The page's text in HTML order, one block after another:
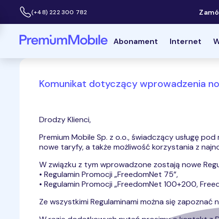
Infolinia:
(+48) 222 300 782
Powróć do strony głównej Abonament Internet
Komunikat dotyczący wprowadzenia
Drodzy Klienci,
Premium Mobile Sp. z o.o., świadczący usługę
nowe taryfy, a także możliwość korzystania z
W związku z tym wprowadzone zostają nowe
• Regulamin Promocji „FreedomNet 75”,
• Regulamin Promocji „FreedomNet 100+200,
Ze wszystkimi Regulaminami można się